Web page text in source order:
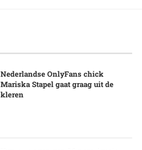
Nederlandse OnlyFans chick
Mariska Stapel gaat graag uit de
kleren